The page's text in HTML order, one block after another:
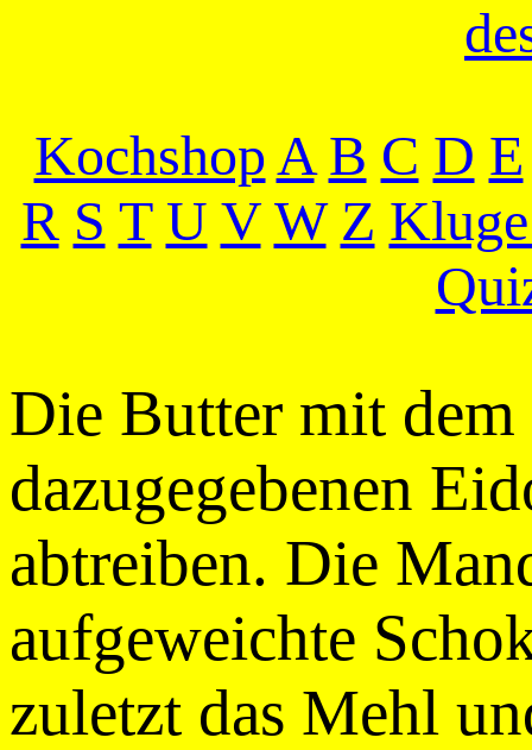
KochshopA B C D E
R S T U V W Z
Die Butter mit
dazugegebenen
abtreiben. Die
aufgeweichte
zuletzt das Mehl